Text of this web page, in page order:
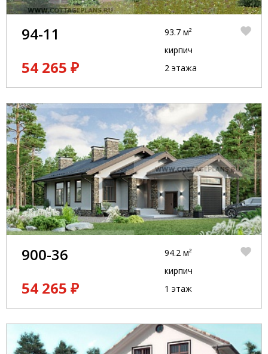
94-11
54 265 ₽
93.7 м²
кирпич
2 этажа
900-36
54 265 ₽
94.2 м²
кирпич
1 этаж